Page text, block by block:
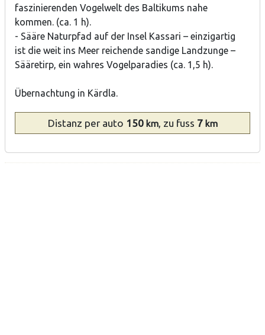
faszinierenden Vogelwelt des Baltikums nahe
kommen. (ca. 1 h).
- Sääre Naturpfad auf der Insel Kassari – einzigartig
ist die weit ins Meer reichende sandige Landzunge –
Sääretirp, ein wahres Vogelparadies (ca. 1,5 h).
Übernachtung in Kärdla.
Distanz per auto 150km, zu fuss 7km